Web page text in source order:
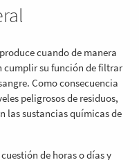
cuando de manera
cumplir su función de filtrar
Como consecuencia
peligrosos de residuos,
las sustancias químicas de
de horas o días y